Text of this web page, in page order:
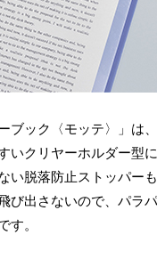
ブック〈モッテ〉」は
いクリヤーホルダー型
い脱落防止ストッパー
び出さないので、パラ
す。